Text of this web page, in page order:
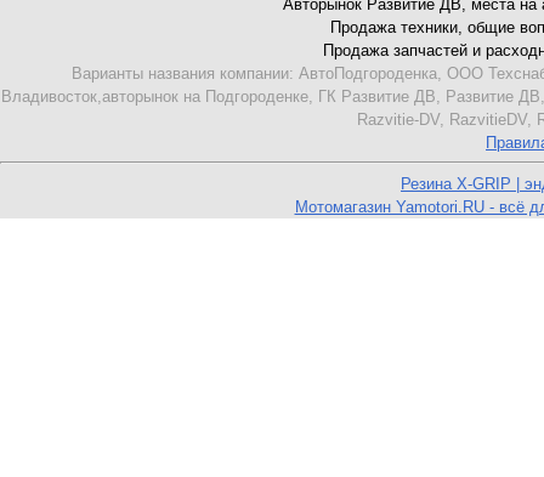
Авторынок Развитие ДВ, места на
Продажа техники, общие
Продажа запчастей и
Варианты названия компании: АвтоПодгороденка, ООО
Владивосток,авторынок на Подгороденке, ГК Развитие ДВ,
Razvitie-DV, RazvitieDV,
Резина X-GRIP |
Мотомагазин Yamotori.RU - всё